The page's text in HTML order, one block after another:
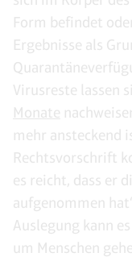
Form befindet
Ergebnisse als
Virusreste lassen
Monate
mehr ansteckend
Rechtsvorschrift
es reicht, dass er
aufgenommen
Auslegung kann
um Menschen